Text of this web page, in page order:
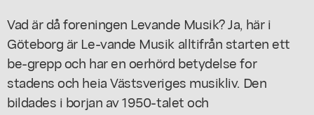
Vad är då foreningen Levande Musik? Ja, här i
Göteborg är Le-vande Musik alltifrån starten ett
be-grepp och har en oerhörd betydelse for
stadens och heia Västsveriges musikliv. Den
bildades i borjan av 1950-talet och